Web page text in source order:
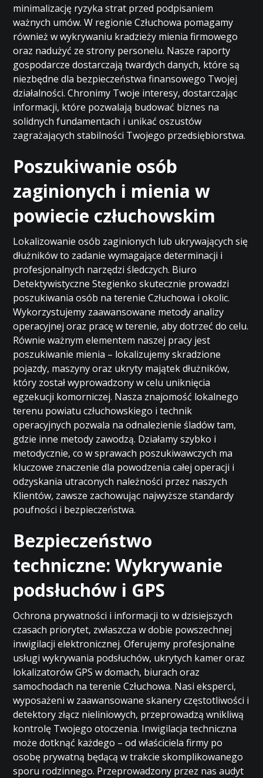
minimalizację ryzyka strat przed podpisaniem
ważnych umów. W regionie Człuchowa pomagamy
również w wykrywaniu kradzieży mienia firmowego
oraz nadużyć ze strony personelu. Nasze raporty
gospodarcze dostarczają twardych danych, które są
niezbędne dla bezpieczeństwa finansowego Twojej
działalności. Chronimy Twoje interesy, dostarczając
informacji, które pozwalają budować biznes na
solidnych fundamentach i unikać oszustów
zagrażających stabilności Twojego przedsiębiorstwa.
Poszukiwanie osób
zaginionych i mienia w
powiecie człuchowskim
Lokalizowanie osób zaginionych lub ukrywających się
dłużników to zadanie wymagające determinacji i
profesjonalnych narzędzi śledczych. Biuro
Detektywistyczne Stegienko skutecznie prowadzi
poszukiwania osób na terenie Człuchowa i okolic.
Wykorzystujemy zaawansowane metody analizy
operacyjnej oraz pracę w terenie, aby dotrzeć do celu.
Równie ważnym elementem naszej pracy jest
poszukiwanie mienia – lokalizujemy skradzione
pojazdy, maszyny oraz ukryty majątek dłużników,
który został wyprowadzony w celu uniknięcia
egzekucji komorniczej. Nasza znajomość lokalnego
terenu powiatu człuchowskiego i technik
operacyjnych pozwala na odnalezienie śladów tam,
gdzie inne metody zawodzą. Działamy szybko i
metodycznie, co w sprawach poszukiwawczych ma
kluczowe znaczenie dla powodzenia całej operacji i
odzyskania utraconych należności przez naszych
Klientów, zawsze zachowując najwyższe standardy
poufności i bezpieczeństwa.
Bezpieczeństwo
techniczne: Wykrywanie
podsłuchów i GPS
Ochrona prywatności i informacji to w dzisiejszych
czasach priorytet, zwłaszcza w dobie powszechnej
inwigilacji elektronicznej. Oferujemy profesjonalne
usługi wykrywania podsłuchów, ukrytych kamer oraz
lokalizatorów GPS w domach, biurach oraz
samochodach na terenie Człuchowa. Nasi eksperci,
wyposażeni w zaawansowane skanery częstotliwości i
detektory złącz nieliniowych, przeprowadzą wnikliwą
kontrolę Twojego otoczenia. Inwigilacja techniczna
może dotknąć każdego – od właściciela firmy po
osobę prywatną będącą w trakcie skomplikowanego
sporu rodzinnego. Przeprowadzony przez nas audyt